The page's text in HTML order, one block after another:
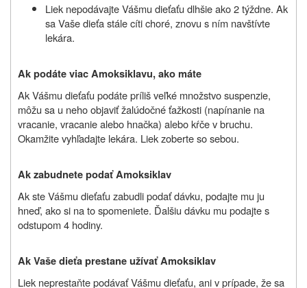
Liek nepodávajte Vášmu dieťaťu dlhšie ako 2 týždne. Ak
sa Vaše dieťa stále cíti choré, znovu s ním navštívte
lekára.
Ak podáte viac Amoksiklavu, ako máte
Ak Vášmu dieťaťu podáte príliš veľké množstvo suspenzie,
môžu sa u neho objaviť žalúdočné ťažkosti (napínanie na
vracanie, vracanie alebo hnačka) alebo kŕče v bruchu.
Okamžite vyhľadajte lekára. Liek zoberte so sebou.
Ak zabudnete podať Amoksiklav
Ak ste Vášmu dieťaťu zabudli podať dávku, podajte mu ju
hneď, ako si na to spomeniete. Ďalšiu dávku mu podajte s
odstupom 4 hodiny.
Ak Vaše dieťa prestane užívať Amoksiklav
Liek neprestaňte podávať Vášmu dieťaťu, ani v prípade, že sa